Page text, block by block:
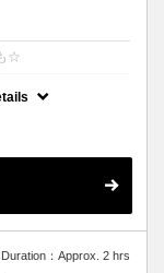
☆
：Approx. 2 hrs